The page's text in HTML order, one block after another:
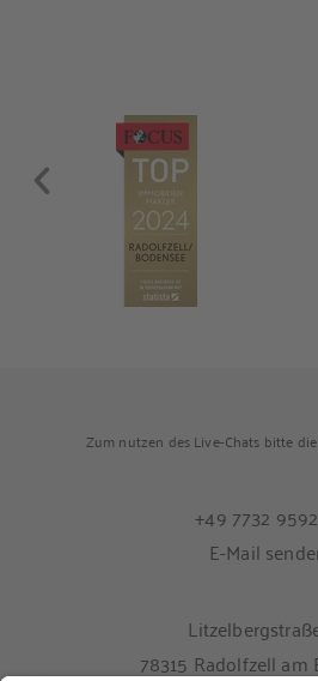
Zum nutzen des Live-Chats bitte
+49 7732
E-Mail
78315 Radolfzell am